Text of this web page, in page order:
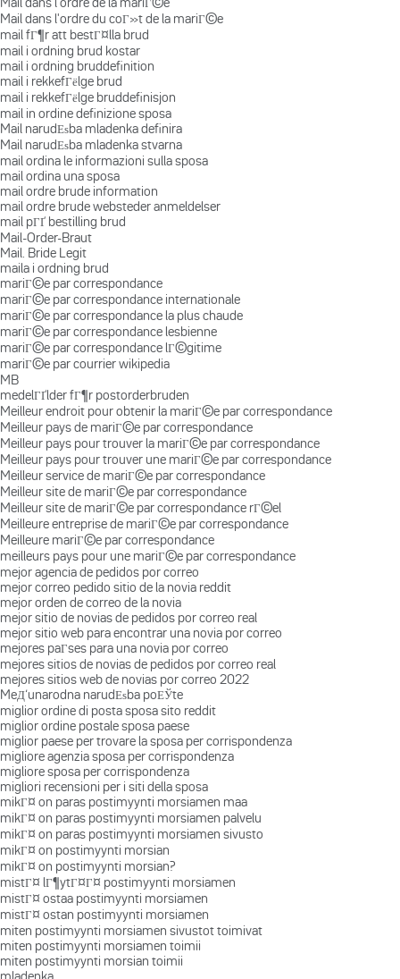
Mail dans l'ordre du coГ»t de la mariГ©e
mail fГ¶r att bestГ¤lla brud
mail i ordning brud kostar
mail i ordning bruddefinition
mail i rekkefГёlge brud
mail i rekkefГёlge bruddefinisjon
mail in ordine definizione sposa
Mail narudЕѕba mladenka definira
Mail narudЕѕba mladenka stvarna
mail ordina le informazioni sulla sposa
mail ordina una sposa
mail ordre brude information
mail ordre brude websteder anmeldelser
mail pГҐ bestilling brud
Mail-Order-Braut
Mail. Bride Legit
maila i ordning brud
mariГ©e par correspondance
mariГ©e par correspondance internationale
mariГ©e par correspondance la plus chaude
mariГ©e par correspondance lesbienne
mariГ©e par correspondance lГ©gitime
mariГ©e par courrier wikipedia
MB
medelГҐlder fГ¶r postorderbruden
Meilleur endroit pour obtenir la mariГ©e par correspondance
Meilleur pays de mariГ©e par correspondance
Meilleur pays pour trouver la mariГ©e par correspondance
Meilleur pays pour trouver une mariГ©e par correspondance
Meilleur service de mariГ©e par correspondance
Meilleur site de mariГ©e par correspondance
Meilleur site de mariГ©e par correspondance rГ©el
Meilleure entreprise de mariГ©e par correspondance
Meilleure mariГ©e par correspondance
meilleurs pays pour une mariГ©e par correspondance
mejor agencia de pedidos por correo
mejor correo pedido sitio de la novia reddit
mejor orden de correo de la novia
mejor sitio de novias de pedidos por correo real
mejor sitio web para encontrar una novia por correo
mejores paГ­ses para una novia por correo
mejores sitios de novias de pedidos por correo real
mejores sitios web de novias por correo 2022
MeД‘unarodna narudЕѕba poЕЎte
miglior ordine di posta sposa sito reddit
miglior ordine postale sposa paese
miglior paese per trovare la sposa per corrispondenza
migliore agenzia sposa per corrispondenza
migliore sposa per corrispondenza
migliori recensioni per i siti della sposa
mikГ¤ on paras postimyynti morsiamen maa
mikГ¤ on paras postimyynti morsiamen palvelu
mikГ¤ on paras postimyynti morsiamen sivusto
mikГ¤ on postimyynti morsian
mikГ¤ on postimyynti morsian?
mistГ¤ lГ¶ytГ¤Г¤ postimyynti morsiamen
mistГ¤ ostaa postimyynti morsiamen
mistГ¤ ostan postimyynti morsiamen
miten postimyynti morsiamen sivustot toimivat
miten postimyynti morsiamen toimii
miten postimyynti morsian toimii
mladenka